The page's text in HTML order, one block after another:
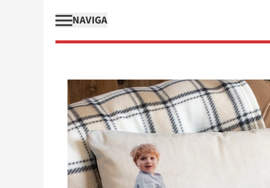
NAVIGA